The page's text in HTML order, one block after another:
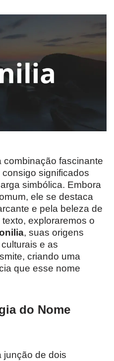
combinação fascinante
significados
simbólica. Embora
ele se destaca
e pela beleza de
exploraremos o
, suas origens
e as
criando uma
que esse nome
do Nome
junção de dois